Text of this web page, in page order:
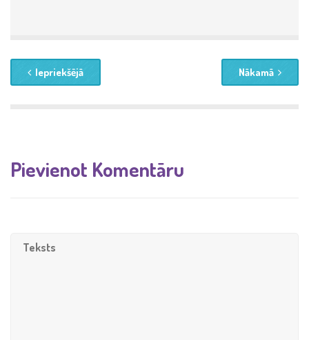
Iepriekšējā Nākamā
Pievienot Komentāru